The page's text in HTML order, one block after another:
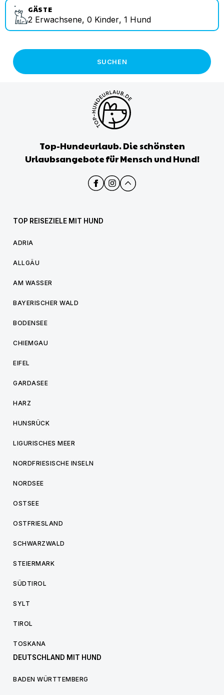
GÄSTE
2 Erwachsene, 0 Kinder, 1 Hund
SUCHEN
Top-Hundeurlaub. Die schönsten
Urlaubsangebote für Mensch und Hund!
TOP REISEZIELE MIT HUND
ADRIA
ALLGÄU
AM WASSER
BAYERISCHER WALD
BODENSEE
CHIEMGAU
EIFEL
GARDASEE
HARZ
HUNSRÜCK
LIGURISCHES MEER
NORDFRIESISCHE INSELN
NORDSEE
OSTSEE
OSTFRIESLAND
SCHWARZWALD
STEIERMARK
SÜDTIROL
SYLT
TIROL
TOSKANA
DEUTSCHLAND MIT HUND
BADEN WÜRTTEMBERG